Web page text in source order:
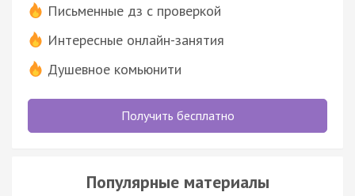
Письменные дз с проверкой
Интересные онлайн-занятия
Душевное комьюнити
Получить бесплатно
Популярные материалы